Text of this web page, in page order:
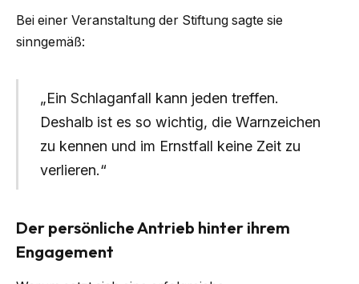
Bei einer Veranstaltung der Stiftung sagte sie
sinngemäß:
„Ein Schlaganfall kann jeden treffen.
Deshalb ist es so wichtig, die Warnzeichen
zu kennen und im Ernstfall keine Zeit zu
verlieren.“
Der persönliche Antrieb hinter ihrem
Engagement